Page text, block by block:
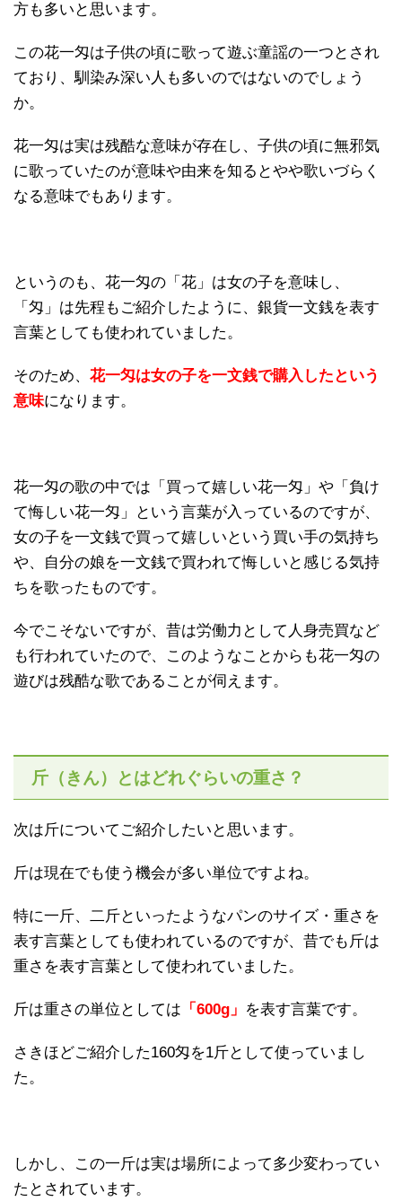
方も多いと思います。
この花一匁は子供の頃に歌って遊ぶ童謡の一つとされ
ており、馴染み深い人も多いのではないのでしょう
か。
花一匁は実は残酷な意味が存在し、子供の頃に無邪気
に歌っていたのが意味や由来を知るとやや歌いづらく
なる意味でもあります。
というのも、花一匁の「花」は女の子を意味し、
「匁」は先程もご紹介したように、銀貨一文銭を表す
言葉としても使われていました。
そのため、 花一匁は女の子を一文銭で購入したという
意味になります。
花一匁の歌の中では「買って嬉しい花一匁」や「負け
て悔しい花一匁」という言葉が入っているのですが、
女の子を一文銭で買って嬉しいという買い手の気持ち
や、自分の娘を一文銭で買われて悔しいと感じる気持
ちを歌ったものです。
今でこそないですが、昔は労働力として人身売買など
も行われていたので、このようなことからも花一匁の
遊びは残酷な歌であることが伺えます。
斤（きん）とはどれぐらいの重さ？
次は斤についてご紹介したいと思います。
斤は現在でも使う機会が多い単位ですよね。
特に一斤、二斤といったようなパンのサイズ・重さを
表す言葉としても使われているのですが、昔でも斤は
重さを表す言葉として使われていました。
斤は重さの単位としては 「600g」 を表す言葉です。
さきほどご紹介した160匁を1斤として使っていまし
た。
しかし、この一斤は実は場所によって多少変わってい
たとされています。